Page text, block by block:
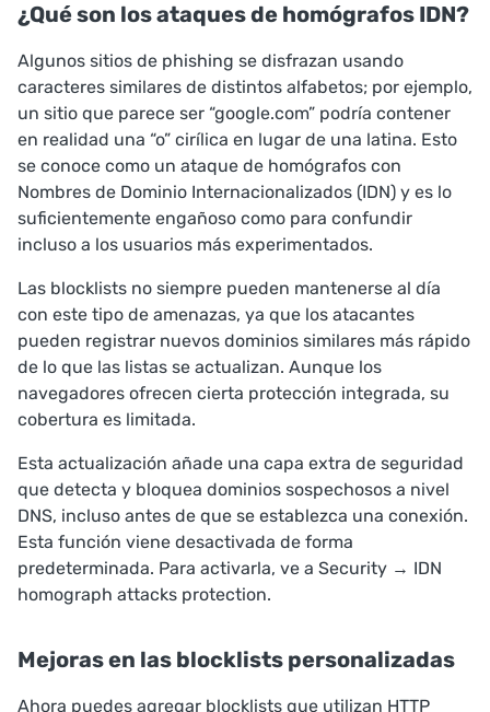
¿Qué son los ataques de homógrafos IDN?
Algunos sitios de phishing se disfrazan usando
caracteres similares de distintos alfabetos; por ejemplo,
un sitio que parece ser “google.com” podría contener
en realidad una “o” cirílica en lugar de una latina. Esto
se conoce como un ataque de homógrafos con
Nombres de Dominio Internacionalizados (IDN) y es lo
suficientemente engañoso como para confundir
incluso a los usuarios más experimentados.
Las blocklists no siempre pueden mantenerse al día
con este tipo de amenazas, ya que los atacantes
pueden registrar nuevos dominios similares más rápido
de lo que las listas se actualizan. Aunque los
navegadores ofrecen cierta protección integrada, su
cobertura es limitada.
Esta actualización añade una capa extra de seguridad
que detecta y bloquea dominios sospechosos a nivel
DNS, incluso antes de que se establezca una conexión.
Esta función viene desactivada de forma
predeterminada. Para activarla, ve a Security → IDN
homograph attacks protection.
Mejoras en las blocklists personalizadas
Ahora puedes agregar blocklists que utilizan HTTP